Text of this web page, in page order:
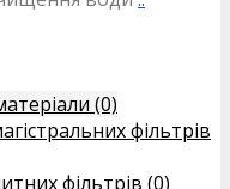
(0)
фільтрів
фільтрів (0)